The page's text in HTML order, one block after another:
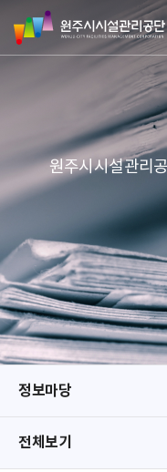
네
원
주
시
리
공
단
원주시시설관리
정보마당
전체보기